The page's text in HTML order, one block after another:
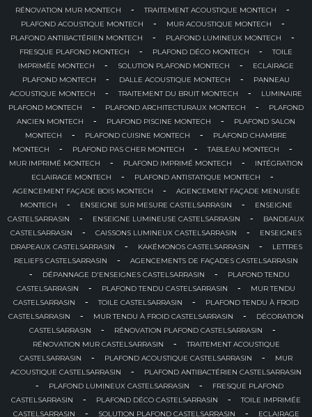
RÉNOVATION MUR MONTECH - TRAITEMENT ACOUSTIQUE MONTECH -
PLAFOND ACOUSTIQUE MONTECH - MUR ACOUSTIQUE MONTECH -
PLAFOND ANTIBACTÉRIEN MONTECH - PLAFOND LUMINEUX MONTECH -
FRESQUE PLAFOND MONTECH - PLAFOND DÉCO MONTECH -
TOILE
IMPRIMÉE MONTECH
- SOLUTION PLAFOND MONTECH -
ECLAIRAGE
PLAFOND MONTECH
- DALLE ACOUSTIQUE MONTECH -
PANNEAU
ACOUSTIQUE MONTECH
- TRAITEMENT DU BRUIT MONTECH -
LUMINAIRE
PLAFOND MONTECH
- PLAFOND ARCHITECTURAUX MONTECH -
PLAFOND
ANCIEN MONTECH
- PLAFOND PISCINE MONTECH -
PLAFOND SALON
MONTECH
- PLAFOND CUISINE MONTECH -
PLAFOND CHAMBRE
MONTECH
- PLAFOND PAS CHER MONTECH - TABLEAU MONTECH -
MUR IMPRIMÉ MONTECH - PLAFOND IMPRIMÉ MONTECH -
INTÉGRATION
ECLAIRAGE MONTECH
- PLAFOND ANTISTATIQUE MONTECH -
AGENCEMENT FAÇADE BOIS MONTECH -
AGENCEMENT FAÇADE MENUISÉE
MONTECH
- ENSEIGNE SUR MESURE CASTELSARRASIN -
ENSEIGNE
CASTELSARRASIN
- ENSEIGNE LUMINEUSE CASTELSARRASIN -
BANDEAUX
CASTELSARRASIN
- CAISSONS LUMINEUX CASTELSARRASIN -
ENSEIGNES
DRAPEAUX CASTELSARRASIN
- KAKÉMONOS CASTELSARRASIN -
LETTRES
RELIEFS CASTELSARRASIN
- AGENCEMENTS DE FAÇADES CASTELSARRASIN
- DÉPANNAGE D'ENSEIGNES CASTELSARRASIN -
PLAFOND TENDU
CASTELSARRASIN
- PLAFOND TENDU CASTELSARRASIN -
MUR TENDU
CASTELSARRASIN
- TOILE CASTELSARRASIN -
PLAFOND TENDU À FROID
CASTELSARRASIN
- MUR TENDU À FROID CASTELSARRASIN -
DÉCORATION
CASTELSARRASIN
- RÉNOVATION PLAFOND CASTELSARRASIN -
RÉNOVATION MUR CASTELSARRASIN -
TRAITEMENT ACOUSTIQUE
CASTELSARRASIN
- PLAFOND ACOUSTIQUE CASTELSARRASIN -
MUR
ACOUSTIQUE CASTELSARRASIN
- PLAFOND ANTIBACTÉRIEN CASTELSARRASIN
- PLAFOND LUMINEUX CASTELSARRASIN -
FRESQUE PLAFOND
CASTELSARRASIN
- PLAFOND DÉCO CASTELSARRASIN -
TOILE IMPRIMÉE
CASTELSARRASIN
- SOLUTION PLAFOND CASTELSARRASIN -
ECLAIRAGE